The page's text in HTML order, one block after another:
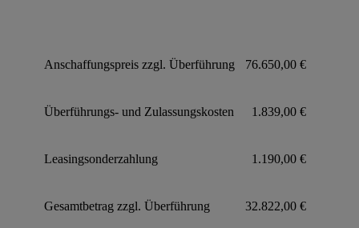
Anschaffungspreis zzgl. Überführung 76.650,00 €
Überführungs- und Zulassungskosten 1.839,00 €
Leasingsonderzahlung 1.190,00 €
Gesamtbetrag zzgl. Überführung 32.822,00 €